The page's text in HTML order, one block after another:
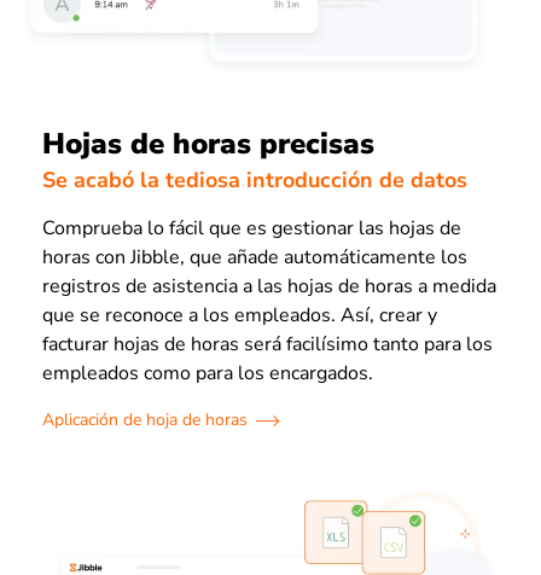
Hojas de horas precisas
Se acabó la tediosa introducción de datos
Comprueba lo fácil que es gestionar las hojas de
horas con Jibble, que añade automáticamente los
registros de asistencia a las hojas de horas a medida
que se reconoce a los empleados. Así, crear y
facturar hojas de horas será facilísimo tanto para los
empleados como para los encargados.
Aplicación de hoja de horas